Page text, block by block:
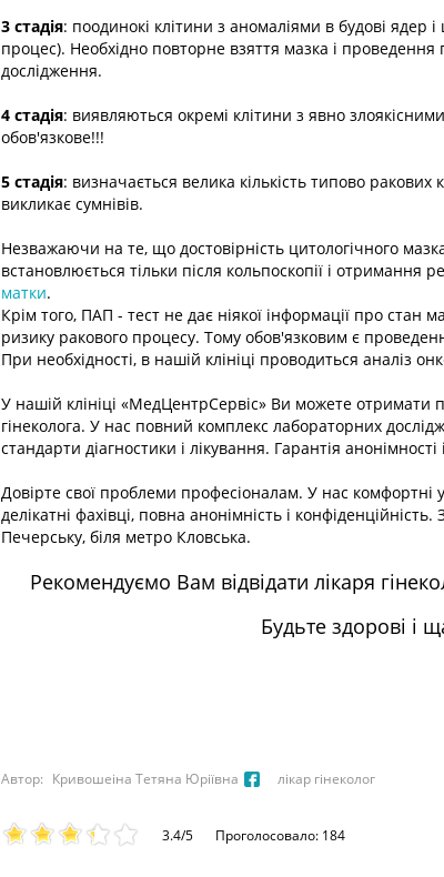
3 стадія: поодинокі клітини з аномаліями в будові ядер
процес). Необхідно повторне взяття мазка і проведення
дослідження.
4 стадія: виявляються окремі клітини з явно
обов'язкове!!!
5 стадія: визначається велика кількість типово ракових
викликає сумнівів.
Незважаючи на те, що достовірність цитологічного
встановлюється тільки після кольпоскопії і отримання
матки.
Крім того, ПАП - тест не дає ніякої інформації про стан
ризику ракового процесу. Тому обов'язковим є
При необхідності, в нашій клініці проводиться аналіз
У нашій клініці «МедЦентрСервіс» Ви можете отримати
гінеколога. У нас повний комплекс лабораторних
стандарти діагностики і лікування. Гарантія анонімності
Довірте свої проблеми професіоналам. У нас комфортні
делікатні фахівці, повна анонімність і
Печерську, біля метро Кловська.
Рекомендуємо Вам відвідати лікаря
Будьте здорові і
Автор: Кривошеіна Тетяна Юріївна лікар гінеколог
3.4/5 Проголосовало: 184